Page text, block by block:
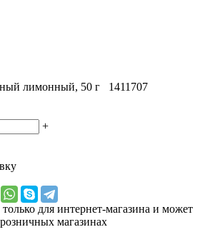
лимонный, 50 г 1411707
+
для интернет-магазина и может
магазинах